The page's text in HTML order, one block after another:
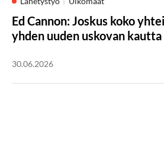
Ed Cannon: Joskus koko
yhden uuden uskovan kautta
30.06.2026